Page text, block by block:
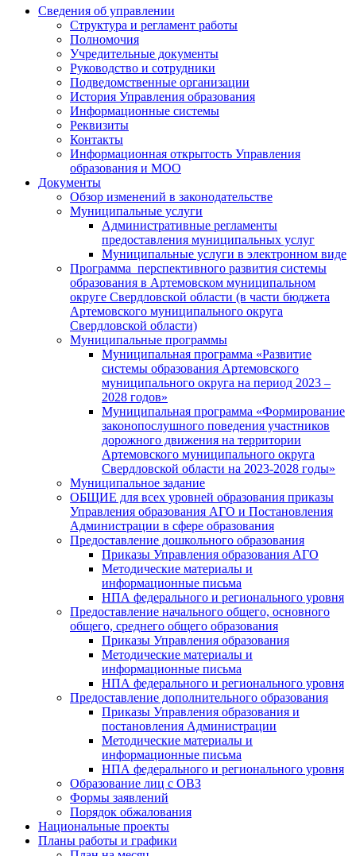
Сведения об управлении
Структура и регламент работы
Полномочия
Учредительные документы
Руководство и сотрудники
Подведомственные организации
История Управления образования
Информационные системы
Реквизиты
Контакты
Информационная открытость Управления
образования и МОО
Документы
Обзор изменений в законодательстве
Муниципальные услуги
Административные регламенты
предоставления муниципальных услуг
Муниципальные услуги в электронном виде
Программа перспективного развития системы
образования в Артемовском муниципальном
округе Свердловской области (в части бюджета
Артемовского муниципального округа
Свердловской области)
Муниципальные программы
Муниципальная программа «Развитие
системы образования Артемовского
муниципального округа на период 2023 –
2028 годов»
Муниципальная программа «Формирование
законопослушного поведения участников
дорожного движения на территории
Артемовского муниципального округа
Свердловской области на 2023-2028 годы»
Муниципальное задание
ОБЩИЕ для всех уровней образования приказы
Управления образования АГО и Постановления
Администрации в сфере образования
Предоставление дошкольного образования
Приказы Управления образования АГО
Методические материалы и
информационные письма
НПА федерального и регионального уровня
Предоставление начального общего, основного
общего, среднего общего образования
Приказы Управления образования
Методические материалы и
информационные письма
НПА федерального и регионального уровня
Предоставление дополнительного образования
Приказы Управления образования и
постановления Администрации
Методические материалы и
информационные письма
НПА федерального и регионального уровня
Образование лиц с ОВЗ
Формы заявлений
Порядок обжалования
Национальные проекты
Планы работы и графики